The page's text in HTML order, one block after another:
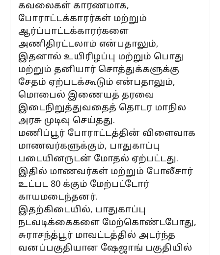
கவலைகள் காரணமாக,
போராட்டக்காரர்கள் மற்றும்
ஆர்ப்பாட்டக்காரர்களை
அணிதிரட்டலாம் என்பதாலும்,
இதனால் உயிரிழப்பு மற்றும் பொது
மற்றும் தனியார் சொத்துக்களுக்கு
சேதம் ஏற்படக்கூடும் என்பதாலும்,
மொபைல் இணையத் தரவை
இடைநிறுத்துவதைத் தொடர மாநில
அரசு முடிவு செய்தது.
மணிப்பூர் போராட்டத்தின் விளைவாக
மாணவர்களுக்கும், பாதுகாப்பு
படையினருடன் மோதல் ஏற்பட்டது.
இதில் மாணவர்கள் மற்றும் போலீசார்
உட்பட 80 க்கும் மேற்பட்டோர்
காயமடைந்தனர்.
இதற்கிடையில், பாதுகாப்பு
நடவடிக்கைகளை மேற்கொண்டபோது, ​​​​
சுராசந்த்பூர் மாவட்டத்தில் அடர்ந்த
வனப்பகுதியான ஷேஜாங் பகுதியில்